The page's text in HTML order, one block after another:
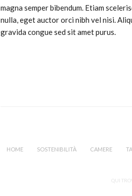
magna semper bibendum. Etiam
nulla, eget auctor orci nibh vel nisi.
gravida congue sed sit amet purus.
HOME SOSTENIBILITÀ CAMERE
QUI